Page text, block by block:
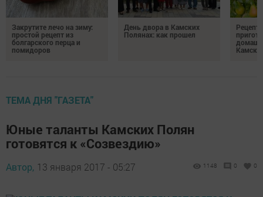
Закрутите лечо на зиму:
простой рецепт из
болгарского перца и
помидоров
День двора в Камских
Полянах: как прошел
ТЕМА ДНЯ "ГАЗЕТА"
Юные таланты Камских Полян
готовятся к «Созвездию»
Автор, 13 января 2017 - 05:27 1148 0 0